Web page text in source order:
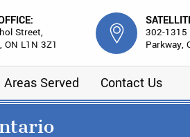
Street,
ON L1N 3Z1
302-1315
Parkway,
Areas Served Contact Us